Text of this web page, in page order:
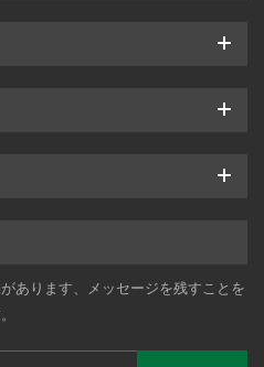
あります、メッセージを残すことを